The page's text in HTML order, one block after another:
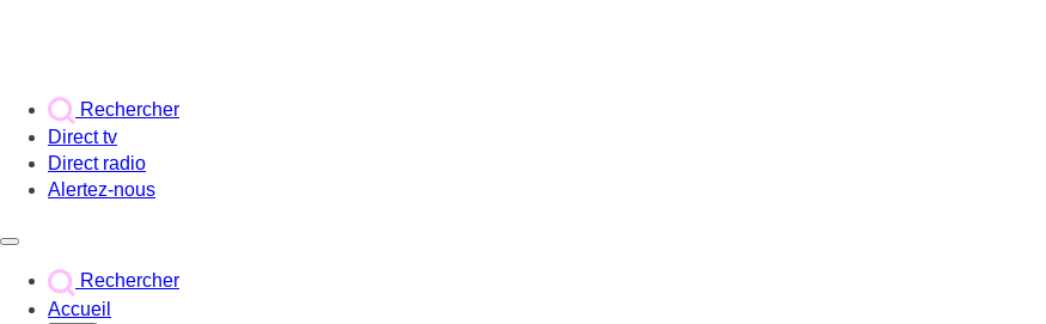
Rechercher
Direct tv
Direct radio
Alertez-nous
Rechercher
Accueil